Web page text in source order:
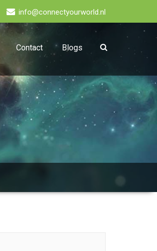
info@connectyourworld.nl
Contact Blogs